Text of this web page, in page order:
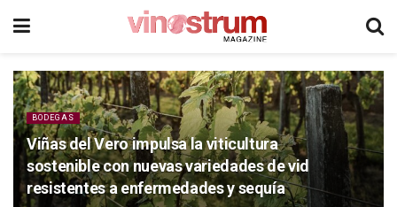
BODEGAS
Viñas del Vero impulsa la viticultura
sostenible con nuevas variedades de vid
resistentes a enfermedades y sequía